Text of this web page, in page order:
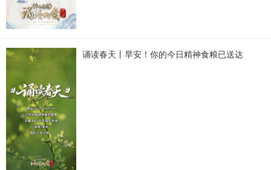
诵读春天丨早安！你的今日精神食粮已送达